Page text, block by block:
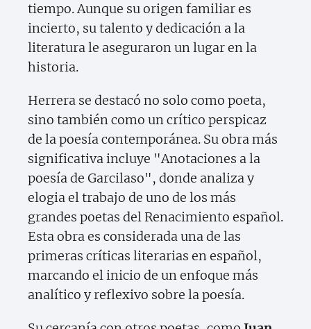
tiempo. Aunque su origen familiar es
incierto, su talento y dedicación a la
literatura le aseguraron un lugar en la
historia.
Herrera se destacó no solo como poeta,
sino también como un crítico perspicaz
de la poesía contemporánea. Su obra más
significativa incluye "Anotaciones a la
poesía de Garcilaso", donde analiza y
elogia el trabajo de uno de los más
grandes poetas del Renacimiento español.
Esta obra es considerada una de las
primeras críticas literarias en español,
marcando el inicio de un enfoque más
analítico y reflexivo sobre la poesía.